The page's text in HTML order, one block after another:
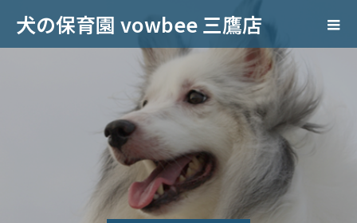
犬の保育園 vowbee 三鷹店